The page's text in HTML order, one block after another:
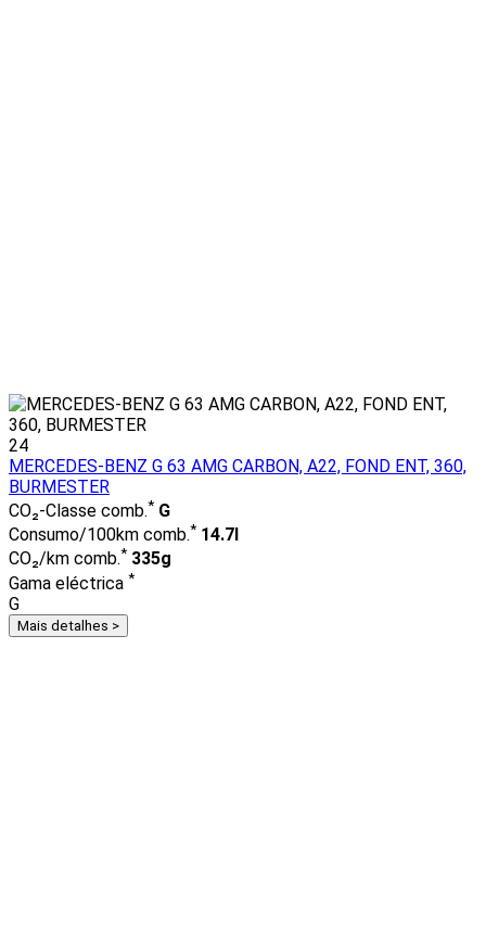
24
MERCEDES-BENZ G 63 AMG CARBON, A22, FOND ENT, 360,
BURMESTER
CO₂-Classe comb.* G
Consumo/100km comb.* 14.7l
CO₂/km comb.* 335g
Gama eléctrica *
G
Mais detalhes >